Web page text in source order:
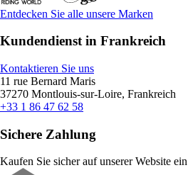
Entdecken Sie alle unsere Marken
Kundendienst in Frankreich
Kontaktieren Sie uns
11 rue Bernard Maris
37270 Montlouis-sur-Loire, Frankreich
+33 1 86 47 62 58
Sichere Zahlung
Kaufen Sie sicher auf unserer Website ein